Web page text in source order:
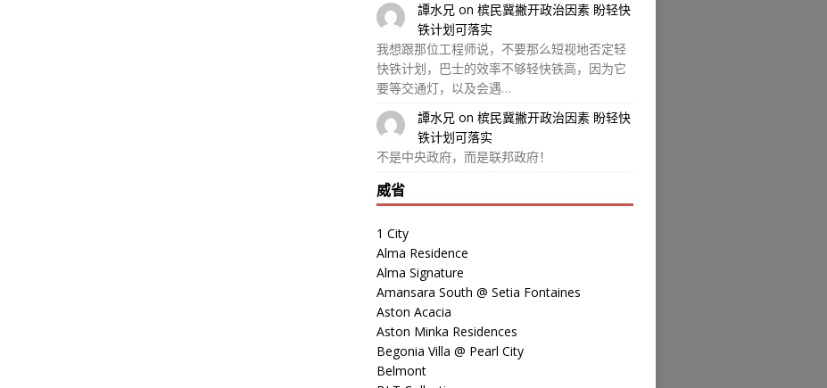
譚水兄 on 槟民冀撇开政治因素 盼轻快
铁计划可落实
我想跟那位工程师说，不要那么短视地否定轻
快铁计划，巴士的效率不够轻快铁高，因为它
要等交通灯，以及会遇…
譚水兄 on 槟民冀撇开政治因素 盼轻快
铁计划可落实
不是中央政府，而是联邦政府！
威省
1 City
Alma Residence
Alma Signature
Amansara South @ Setia Fontaines
Aston Acacia
Aston Minka Residences
Begonia Villa @ Pearl City
Belmont